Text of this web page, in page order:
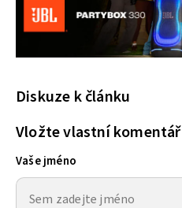
Diskuze k článku
Vložte vlastní komentář
Vaše jméno